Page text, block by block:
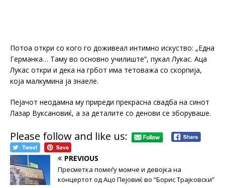
Потоа откри со кого го доживеал интимно искуство: „Една
Германка… Таму во основно училиште“, пукал Лукас. Аца
Лукас откри и дека на грбот има тетоважа со скорпија,
која малкумина ја знаеле.
Пејачот неодамна му приреди прекрасна свадба на синот
Лазар Вуксановиќ, а за деталите со денови се зборуваше.
Please follow and like us:
PREVIOUS
Пpecметка помеѓу момче и девојка на
концертот од Ацо Пејовиќ во “Борис Трајковски”